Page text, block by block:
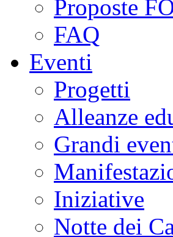
Proposte
FAQ
Eventi
Progetti
Alleanze
Grandi
Iniziative
Notte dei